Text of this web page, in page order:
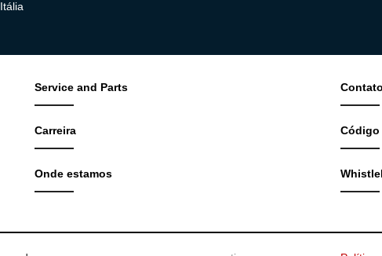
Service and Parts
Carreira
Onde estamos
Código